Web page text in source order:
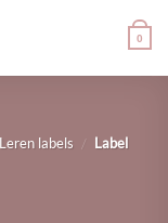
0
Leren labels /
Label